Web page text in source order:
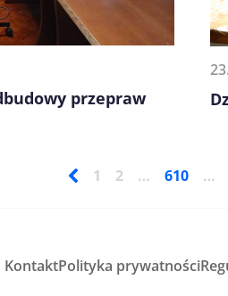
przepraw
1 2 … 610 …
KontaktPolityka prywatności